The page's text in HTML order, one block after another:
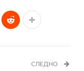
СЛЕДНО